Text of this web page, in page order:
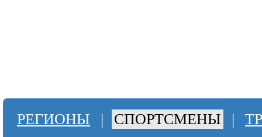
РЕГИОНЫ | СПОРТСМЕНЫ |